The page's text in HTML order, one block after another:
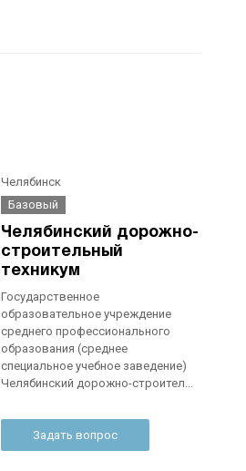
Челябинск
Базовый
Челябинский дорожно-
строительный
техникум
Государственное
образовательное учреждение
среднего профессионального
образования (среднее
специальное учебное заведение)
Челябинский дорожно-строител...
Задать вопрос